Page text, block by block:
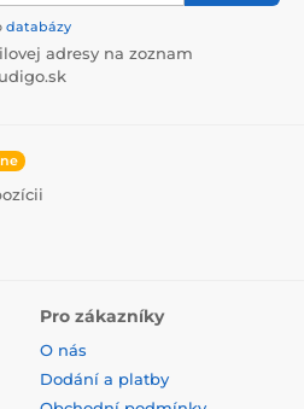
databázy
adresy na zoznam
Pro zákazníky
O nás
Dodání a platby